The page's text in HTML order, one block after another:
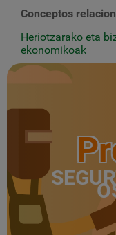
Conceptos
Heriotzarako eta
ekonomikoak